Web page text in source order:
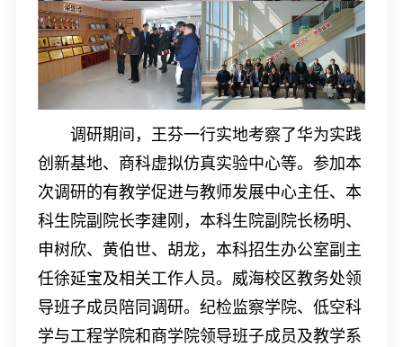
调研期间，王芬一行实地考察了华为实践
创新基地、商科虚拟仿真实验中心等。参加本
次调研的有教学促进与教师发展中心主任、本
科生院副院长李建刚，本科生院副院长杨明、
申树欣、黄伯世、胡龙，本科招生办公室副主
任徐延宝及相关工作人员。威海校区教务处领
导班子成员陪同调研。纪检监察学院、低空科
学与工程学院和商学院领导班子成员及教学系